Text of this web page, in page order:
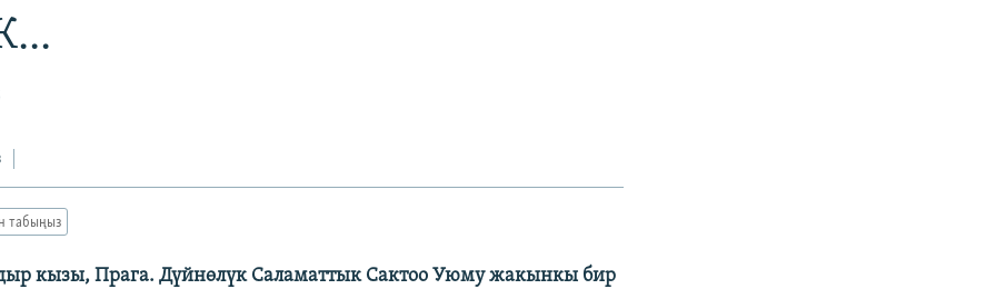
табыңыз
кызы, Прага. Дүйнөлүк Саламаттык Сактоо Уюму жакынкы бир